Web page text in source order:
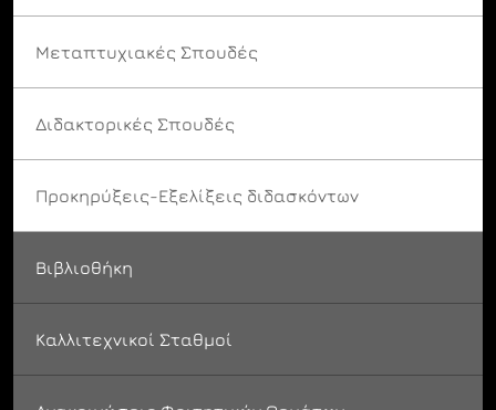
Μεταπτυχιακές Σπουδές
Διδακτορικές Σπουδές
Προκηρύξεις-Εξελίξεις διδασκόντων
Βιβλιοθήκη
Καλλιτεχνικοί Σταθμοί